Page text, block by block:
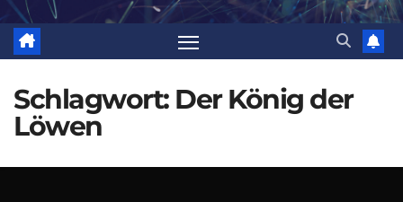
Schlagwort: Der König der
Löwen